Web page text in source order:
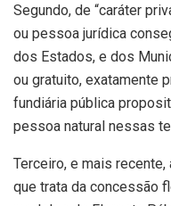
Segundo, de “caráter
ou pessoa jurídica
dos Estados, e dos
ou gratuito, exatamente
fundiária pública
pessoa natural nessas
Terceiro, e mais
que trata da concessão